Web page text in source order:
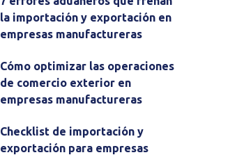
la importación y exportación en
empresas manufactureras
Cómo optimizar las operaciones
de comercio exterior en
empresas manufactureras
Checklist de importación y
exportación para empresas